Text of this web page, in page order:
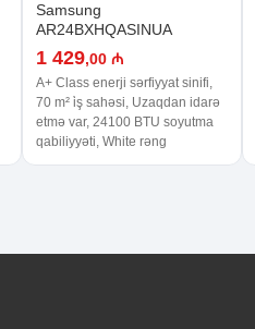
Samsung
AR24BXHQASINUA
1 429,00 ₼
A+ Class enerji sərfiyyat sinifi,
70 m² i̇ş sahəsi, Uzaqdan idarə
etmə var, 24100 BTU soyutma
qabiliyyəti, White rəng